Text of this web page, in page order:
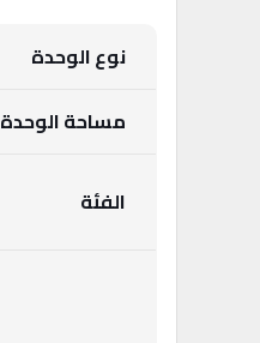
نوع الوحدة
مساحة الوحدة
الفئة